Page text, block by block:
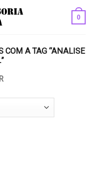
0
COM A TAG “ANALISE